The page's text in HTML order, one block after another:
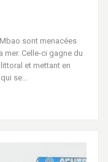
sont menacées
mer. Celle-ci gagne du
et mettant en
se…